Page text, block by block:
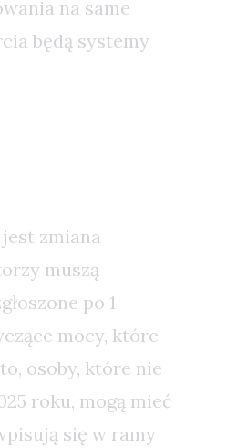
na same
będą systemy
zmiana
muszą
po 1
mocy, które
osoby, które nie
roku, mogą mieć
się w ramy